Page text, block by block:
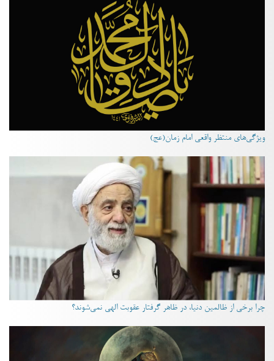
ویژگی‌های منتظر واقعی امام زمان(عج)
چرا برخی از ظالمین دنیا، در ظاهر گرفتار عقوبت الهی نمی‌شوند؟